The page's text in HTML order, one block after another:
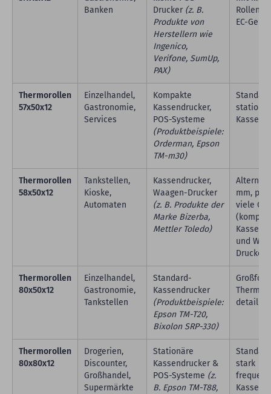
Banken
Drucker (z. B.
Produkte von
Herstellern wie
Ingenico,
Verifone, SumUp,
PAX)
EC-
Thermorollen
57x50x12
Einzelhandel,
Gastronomie,
Services
Kompakte
Kassendrucker,
POS-Systeme
(Produktbeispiele:
Orderman, Epson
TM-m30)
Thermorollen
58x50x12
Tankstellen,
Kioske,
Automaten
Kassendrucker,
Waagen-Drucker
(z. B. Produkte der
Marke Bizerba,
Mettler Toledo)
mm,
viele
und
Drucker)
Thermorollen
80x50x12
Einzelhandel,
Gastronomie,
Tankstellen
Standard-
Kassendrucker
(Produktbeispiele:
Epson TM-T20,
Bixolon SRP-330)
Thermorollen
80x80x12
Drogerien,
Discounter,
Großhandel,
Supermärkte
Stationäre
Kassendrucker &
POS-Systeme (z.
B. Epson TM-T88,
stark